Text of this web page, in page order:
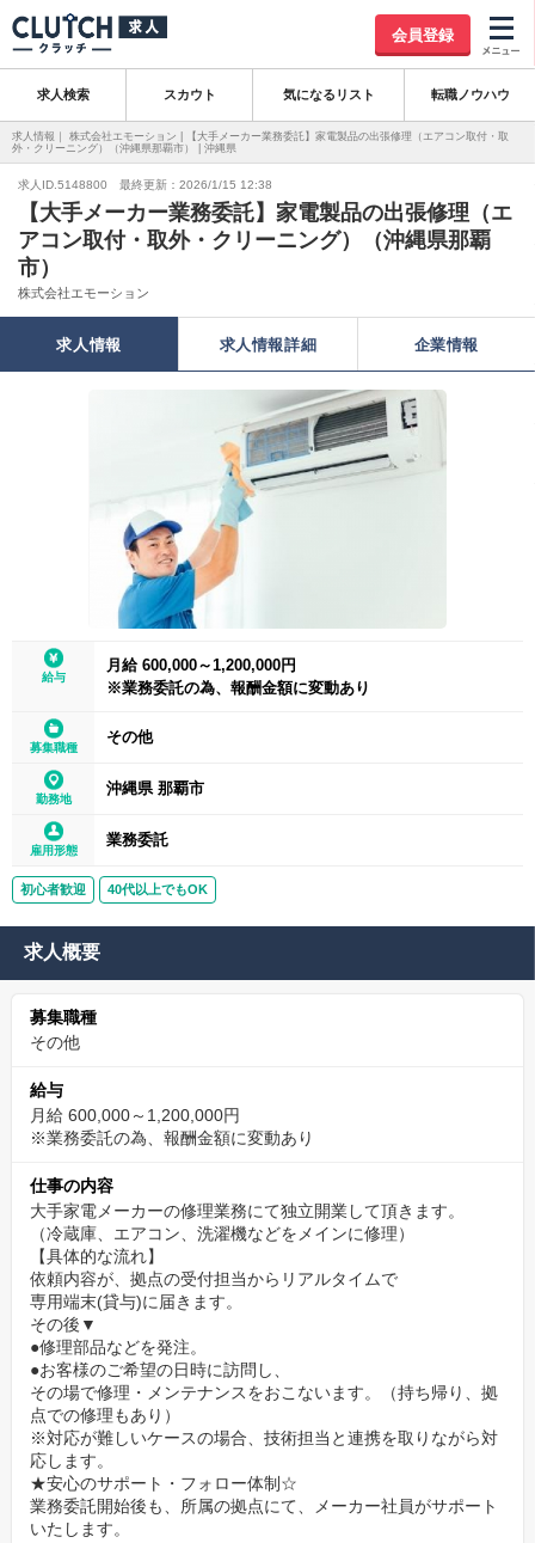
会員登録
求人検索 スカウト 気になるリスト 転職ノウハウ
求人情報｜ 株式会社エモーション | 【大手メーカー業務委託】家電製品の出張修理（エアコン取付・取
外・クリーニング）（沖縄県那覇市） | 沖縄県
求人ID.5148800 最終更新：2026/1/15 12:38
【大手メーカー業務委託】家電製品の出張修理（エ
アコン取付・取外・クリーニング）（沖縄県那覇
市）
株式会社エモーション
求人情報 求人情報詳細 企業情報
給与
月給 600,000～1,200,000円
※業務委託の為、報酬金額に変動あり
募集職種
その他
勤務地
沖縄県 那覇市
雇用形態
業務委託
初心者歓迎 40代以上でもOK
求人概要
募集職種
その他
給与
月給 600,000～1,200,000円
※業務委託の為、報酬金額に変動あり
仕事の内容
大手家電メーカーの修理業務にて独立開業して頂きます。
​（冷蔵庫、エアコン、洗濯機などをメインに修理）
【具体的な流れ】
依頼内容が、拠点の受付担当からリアルタイムで
専用端末(貸与)に届きます。
その後▼
●修理部品などを発注。
●お客様のご希望の日時に訪問し、
その場で修理・メンテナンスをおこないます。（持ち帰り、拠
点での修理もあり）
※対応が難しいケースの場合、技術担当と連携を取りながら対
応します。
★安心のサポート・フォロー体制☆
業務委託開始後も、所属の拠点にて、メーカー社員がサポート
いたします。